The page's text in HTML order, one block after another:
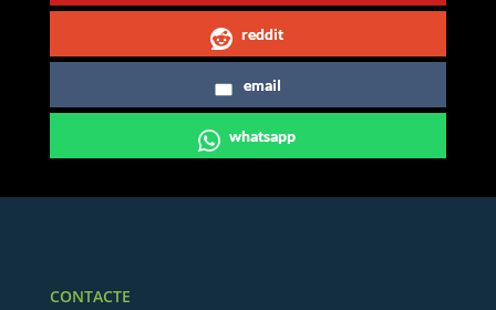
reddit
email
whatsapp
CONTACTE